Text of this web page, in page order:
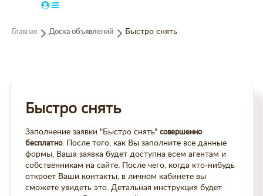
Главная Доска объявлений Быстро снять
Быстро снять
Заполнение заявки "Быстро снять" совершенно
бесплатно. После того, как Вы заполните все данные
формы, Ваша заявка будет доступна всем агентам и
собственникам на сайте. После чего, когда кто-нибудь
откроет Ваши контакты, в личном кабинете вы
сможете увидеть это. Детальная инструкция будет